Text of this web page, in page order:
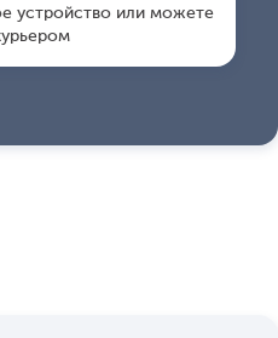
устройство или можете